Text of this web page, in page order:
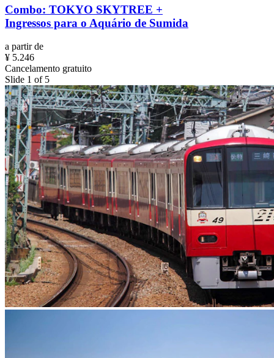
Combo: TOKYO SKYTREE +
Ingressos para o Aquário de Sumida
a partir de
¥ 5.246
Cancelamento gratuito
Slide 1 of 5